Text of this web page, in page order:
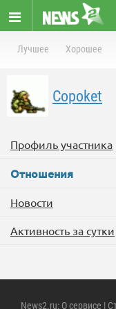
Лучшее Хорошее
Copoket
Профиль участника
Отношения
Новости
Активность за сутки
News2.ru: О сервисе |